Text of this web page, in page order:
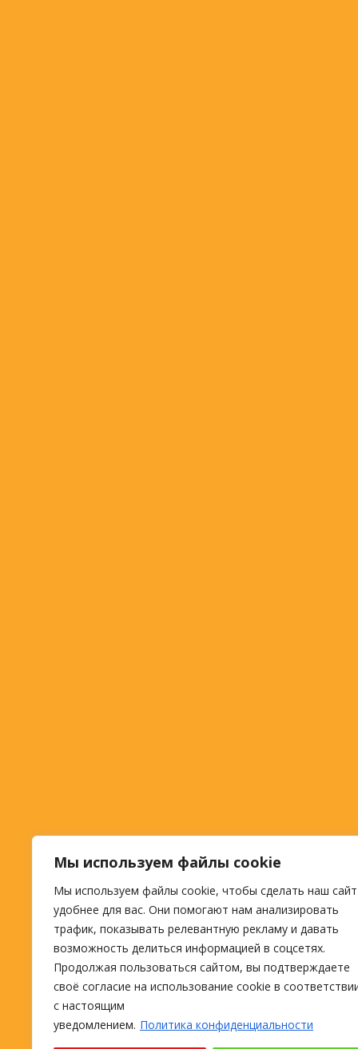
Мы используем файлы cookie
Мы используем файлы cookie, чтобы сделать наш сайт
удобнее для вас. Они помогают нам анализировать
трафик, показывать релевантную рекламу и давать
возможность делиться информацией в соцсетях.
Продолжая пользоваться сайтом, вы подтверждаете
своё согласие на использование cookie в
с настоящим
уведомлением. Политика конфиденциальности